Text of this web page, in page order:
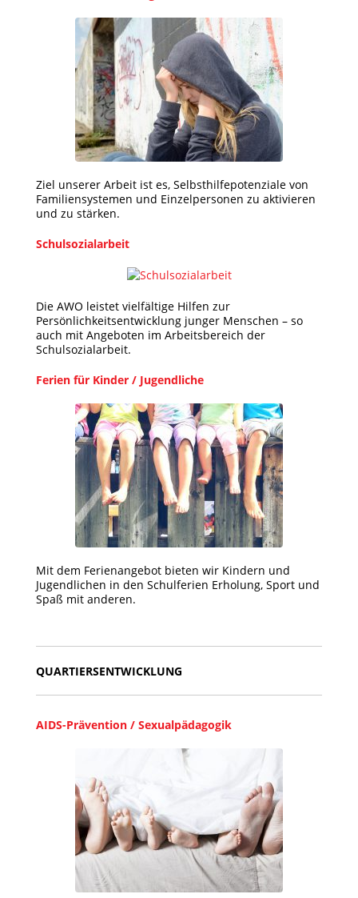
Ziel unserer Arbeit ist es, Selbsthilfepotenziale von
Familiensystemen und Einzelpersonen zu aktivieren
und zu stärken.
Schulsozialarbeit
Die AWO leistet vielfältige Hilfen zur
Persönlichkeitsentwicklung junger Menschen – so
auch mit Angeboten im Arbeitsbereich der
Schulsozialarbeit.
Ferien für Kinder / Jugendliche
Mit dem Ferienangebot bieten wir Kindern und
Jugendlichen in den Schulferien Erholung, Sport und
Spaß mit anderen.
QUARTIERSENTWICKLUNG
AIDS-Prävention / Sexualpädagogik